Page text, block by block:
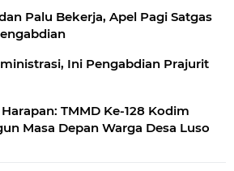
Palu Bekerja, Apel Pagi Satgas
Ini Pengabdian Prajurit
TMMD Ke-128 Kodim
Masa Depan Warga Desa Luso